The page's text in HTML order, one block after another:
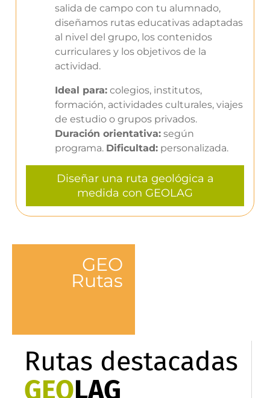
salida de campo con tu alumnado,
diseñamos rutas educativas adaptadas
al nivel del grupo, los contenidos
curriculares y los objetivos de la
actividad.
Ideal para: colegios, institutos,
formación, actividades culturales, viajes
de estudio o grupos privados.
Duración orientativa: según
programa. Dificultad: personalizada.
Diseñar una ruta geológica a
medida con GEOLAG
GEO
Rutas
Rutas destacadas
GEOLAG